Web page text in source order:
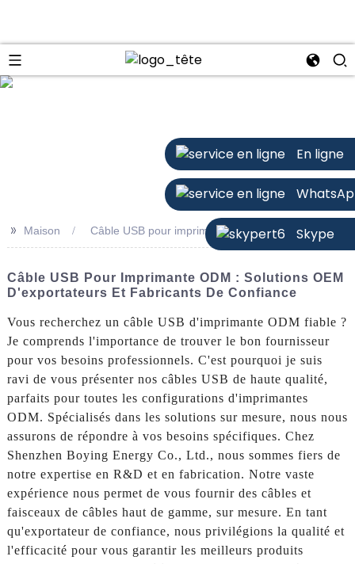
En ligne
Skype
>> Maison Câble USB pour imprimante ODM
Câble USB Pour Imprimante ODM : Solutions OEM
D'exportateurs Et Fabricants De Confiance
Vous recherchez un câble USB d'imprimante ODM fiable ?
Je comprends l'importance de trouver le bon fournisseur
pour vos besoins professionnels. C'est pourquoi je suis
ravi de vous présenter nos câbles USB de haute qualité,
parfaits pour toutes les configurations d'imprimantes
ODM. Spécialisés dans les solutions sur mesure, nous nous
assurons de répondre à vos besoins spécifiques. Chez
Shenzhen Boying Energy Co., Ltd., nous sommes fiers de
notre expertise en R&D et en fabrication. Notre vaste
expérience nous permet de vous fournir des câbles et
faisceaux de câbles haut de gamme, sur mesure. En tant
qu'exportateur de confiance, nous privilégions la qualité et
l'efficacité pour vous garantir les meilleurs produits